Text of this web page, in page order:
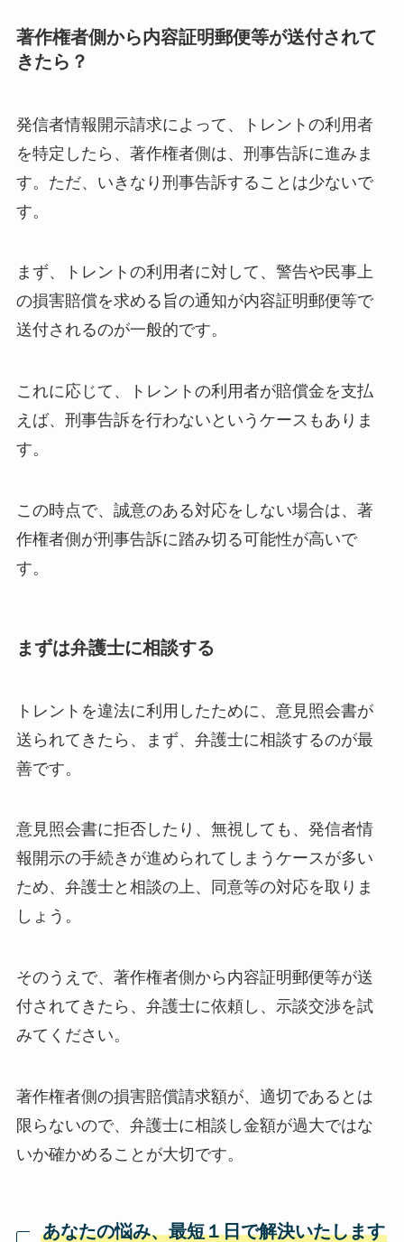
著作権者側から内容証明郵便等が送付されて
きたら？
発信者情報開示請求によって、トレントの利用者
を特定したら、著作権者側は、刑事告訴に進みま
す。ただ、いきなり刑事告訴することは少ないで
す。
まず、トレントの利用者に対して、警告や民事上
の損害賠償を求める旨の通知が内容証明郵便等で
送付されるのが一般的です。
これに応じて、トレントの利用者が賠償金を支払
えば、刑事告訴を行わないというケースもありま
す。
この時点で、誠意のある対応をしない場合は、著
作権者側が刑事告訴に踏み切る可能性が高いで
す。
まずは弁護士に相談する
トレントを違法に利用したために、意見照会書が
送られてきたら、まず、弁護士に相談するのが最
善です。
意見照会書に拒否したり、無視しても、発信者情
報開示の手続きが進められてしまうケースが多い
ため、弁護士と相談の上、同意等の対応を取りま
しょう。
そのうえで、著作権者側から内容証明郵便等が送
付されてきたら、弁護士に依頼し、示談交渉を試
みてください。
著作権者側の損害賠償請求額が、適切であるとは
限らないので、弁護士に相談し金額が過大ではな
いか確かめることが大切です。
あなたの悩み、最短１日で解決いたします